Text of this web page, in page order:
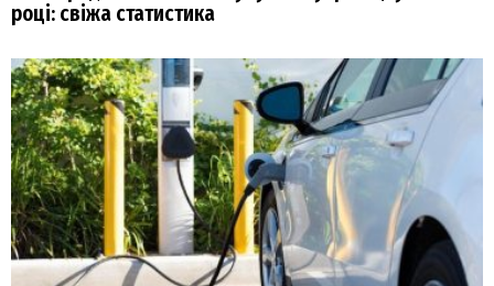
році: свіжа статистика